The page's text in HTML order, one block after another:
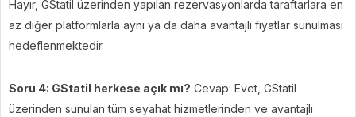
Hayır, GStatil üzerinden yapılan rezervasyonlarda taraftarlara en
az diğer platformlarla aynı ya da daha avantajlı fiyatlar sunulması
hedeflenmektedir.
Soru 4: GStatil herkese açık mı? Cevap: Evet, GStatil
üzerinden sunulan tüm seyahat hizmetlerinden ve avantajlı